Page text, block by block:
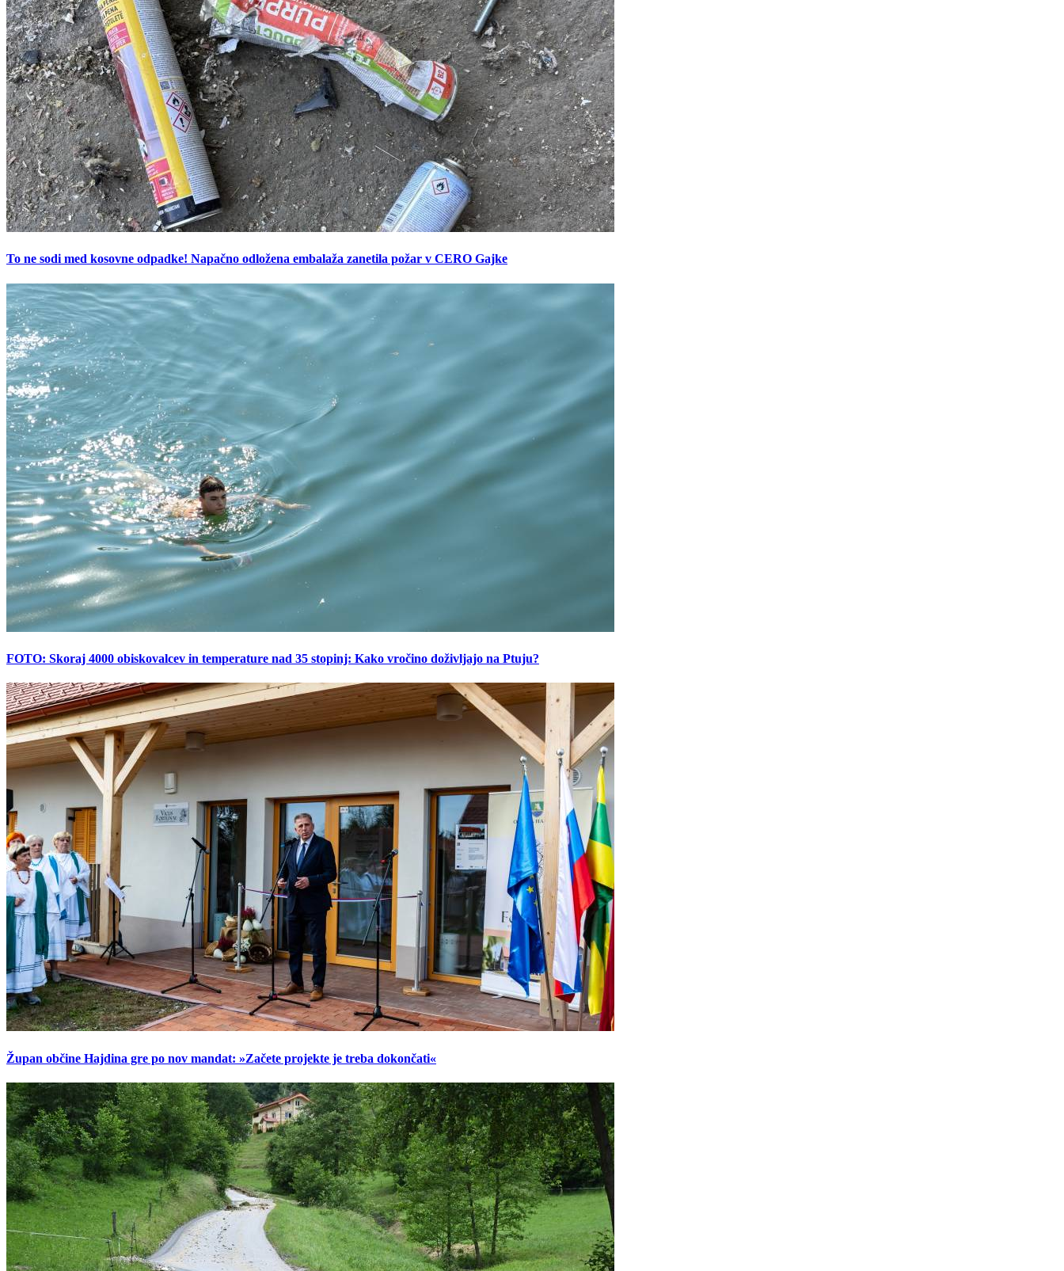
To ne sodi med kosovne odpadke! Napačno odložena embalaža zanetila požar v CERO Gajke
FOTO: Skoraj 4000 obiskovalcev in temperature nad 35 stopinj: Kako vročino doživljajo na Ptuju?
Župan občine Hajdina gre po nov mandat: »Začete projekte je treba dokončati«
Prijavi se na cajtng